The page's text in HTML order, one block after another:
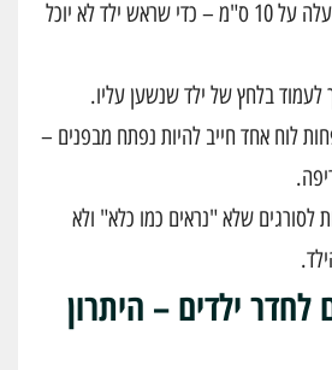
מוטות/לוחות לא יעלה על 10 ס"מ – כדי שראש ילד לא יוכל
לעמוד בלחץ של ילד שנשען עליו.
לוח אחד חייב להיות נפתח מבפנים –
לסורגים שלא "נראים כמו כלא" ולא
לחדר ילדים – היתרון